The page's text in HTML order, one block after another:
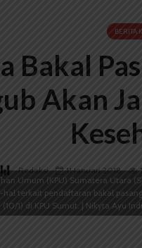
BERITA
Bakal
Akan
Redaksi 11 Januari 2018
Umum (KPU) Sumatera Utara
terkait pendaftaran bakal
1) di KPU Sumut. | Nikyta Ayu